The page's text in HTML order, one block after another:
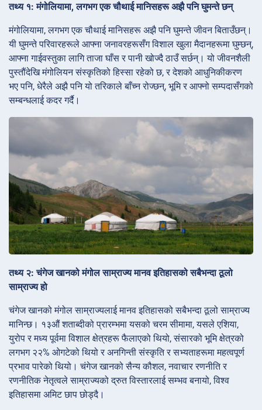
तथ्य १: मंगोलियामा, लगभग एक चौथाई मानिसहरू अझै पनि घुमन्ते छन्
मंगोलियामा, लगभग एक चौथाई मानिसहरू अझै पनि घुमन्ते जीवन बिताउँछन्।
यी घुमन्ते परिवारहरूले आफ्ना जनावरहरूसँग विशाल खुला मैदानहरूमा घुम्छन्,
आफ्ना गाईवस्तुका लागि ताजा घाँस र पानी खोज्दै ठाउँ सर्छन्। यो जीवनशैली
पुस्तौंदेखि मंगोलियन संस्कृतिको हिस्सा रहेको छ, र देशको आधुनिकीकरण
भए पनि, धेरैले अझै पनि यो तरिकाले बाँच्न रोज्छन्, भूमि र आफ्नो सम्पदासँगको
सम्बन्धलाई कदर गर्दै।
तथ्य २: चंगेज खानको मंगोल साम्राज्य मानव इतिहासको सबैभन्दा ठूलो
साम्राज्य हो
चंगेज खानको मंगोल साम्राज्यलाई मानव इतिहासको सबैभन्दा ठूलो साम्राज्य
मानिन्छ। १३औं शताब्दीको प्रारम्भमा यसको चरम सीमामा, यसले एशिया,
युरोप र मध्य पूर्वमा विशाल क्षेत्रहरू फैलाएको थियो, संसारको भूमि क्षेत्रको
लगभग २२% ओगटेको थियो र अनगिन्ती संस्कृति र सभ्यताहरूमा महत्वपूर्ण
प्रभाव पारेको थियो। चंगेज खानको सैन्य कौशल, नवाचार रणनीति र
रणनीतिक नेतृत्वले साम्राज्यको द्रुत विस्तारलाई सम्भव बनायो, विश्व
इतिहासमा अमिट छाप छोड्दै।